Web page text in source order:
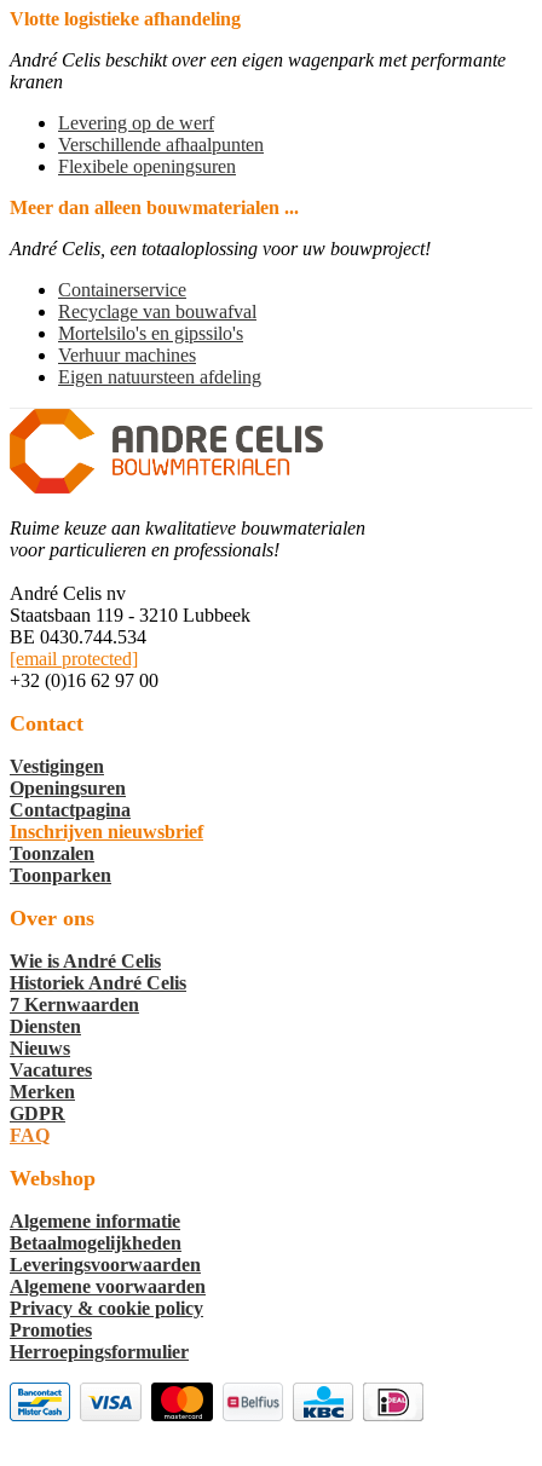
Vlotte logistieke afhandeling
André Celis beschikt over een eigen wagenpark met performante
kranen
Levering op de werf
Verschillende afhaalpunten
Flexibele openingsuren
Meer dan alleen bouwmaterialen ...
André Celis, een totaaloplossing voor uw bouwproject!
Containerservice
Recyclage van bouwafval
Mortelsilo's en gipssilo's
Verhuur machines
Eigen natuursteen afdeling
Ruime keuze aan kwalitatieve bouwmaterialen
voor particulieren en professionals!
André Celis nv
Staatsbaan 119 - 3210 Lubbeek
BE 0430.744.534
[email protected]
+32 (0)16 62 97 00
Contact
Vestigingen
Openingsuren
Contactpagina
Inschrijven nieuwsbrief
Toonzalen
Toonparken
Over ons
Wie is André Celis
Historiek André Celis
7 Kernwaarden
Diensten
Nieuws
Vacatures
Merken
GDPR
FAQ
Webshop
Algemene informatie
Betaalmogelijkheden
Leveringsvoorwaarden
Algemene voorwaarden
Privacy & cookie policy
Promoties
Herroepingsformulier